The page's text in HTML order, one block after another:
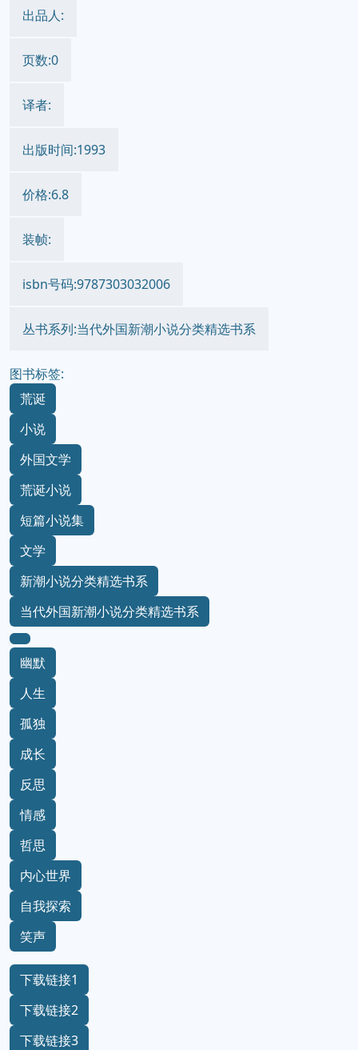
出品人:
页数:0
译者:
出版时间:1993
价格:6.8
装帧:
isbn号码:9787303032006
丛书系列:当代外国新潮小说分类精选书系
图书标签:
荒诞
小说
外国文学
荒诞小说
短篇小说集
文学
新潮小说分类精选书系
当代外国新潮小说分类精选书系
幽默
人生
孤独
成长
反思
情感
哲思
内心世界
自我探索
笑声
下载链接1
下载链接2
下载链接3